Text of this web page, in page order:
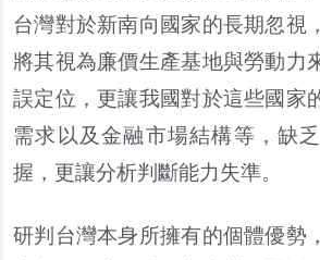
台灣對於新南向國家的長期忽視
將其視為廉價生產基地與勞動力
誤定位 ， 更讓我國對於這些國家
需求以及金融市場結構等 ， 缺
握 ， 更讓分析判斷能力失準。
研判台灣本身所擁有的個體優勢